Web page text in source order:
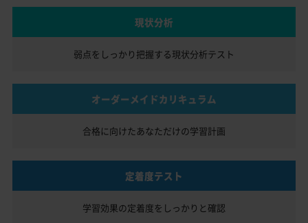
現状分析
弱点をしっかり把握する現状分析テスト
オーダーメイドカリキュラム
合格に向けたあなただけの学習計画
定着度テスト
学習効果の定着度を しっかりと確認